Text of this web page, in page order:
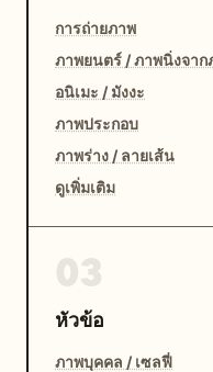
การถ่ายภาพ
ภาพยนตร์ / ภาพนิ่งจา
อนิเมะ / มังงะ
ภาพประกอบ
ภาพร่าง / ลายเส้น
ดูเพิ่มเติม
หัวข้อ
ภาพบุคคล / เซลฟี่